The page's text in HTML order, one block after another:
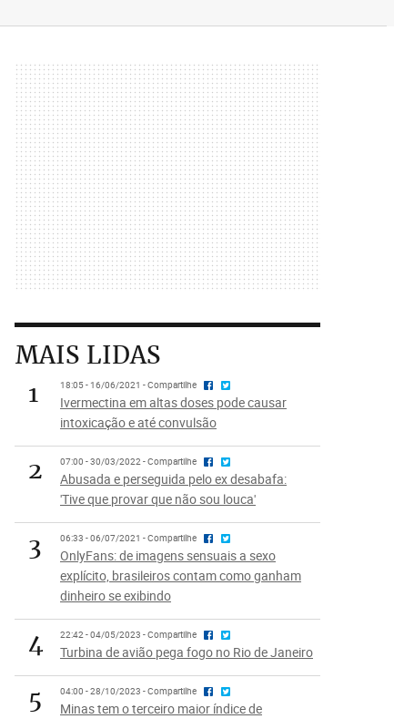
MAIS LIDAS
1
18:05 - 16/06/2021 - Compartilhe
Ivermectina em altas doses pode causar
intoxicação e até convulsão
2 07:00 - 30/03/2022 - Compartilhe
Abusada e perseguida pelo ex desabafa:
'Tive que provar que não sou louca'
3 06:33 - 06/07/2021 - Compartilhe
OnlyFans: de imagens sensuais a sexo
explícito, brasileiros contam como ganham
dinheiro se exibindo
4 22:42 - 04/05/2023 - Compartilhe
Turbina de avião pega fogo no Rio de Janeiro
5 04:00 - 28/10/2023 - Compartilhe
Minas tem o terceiro maior índice de